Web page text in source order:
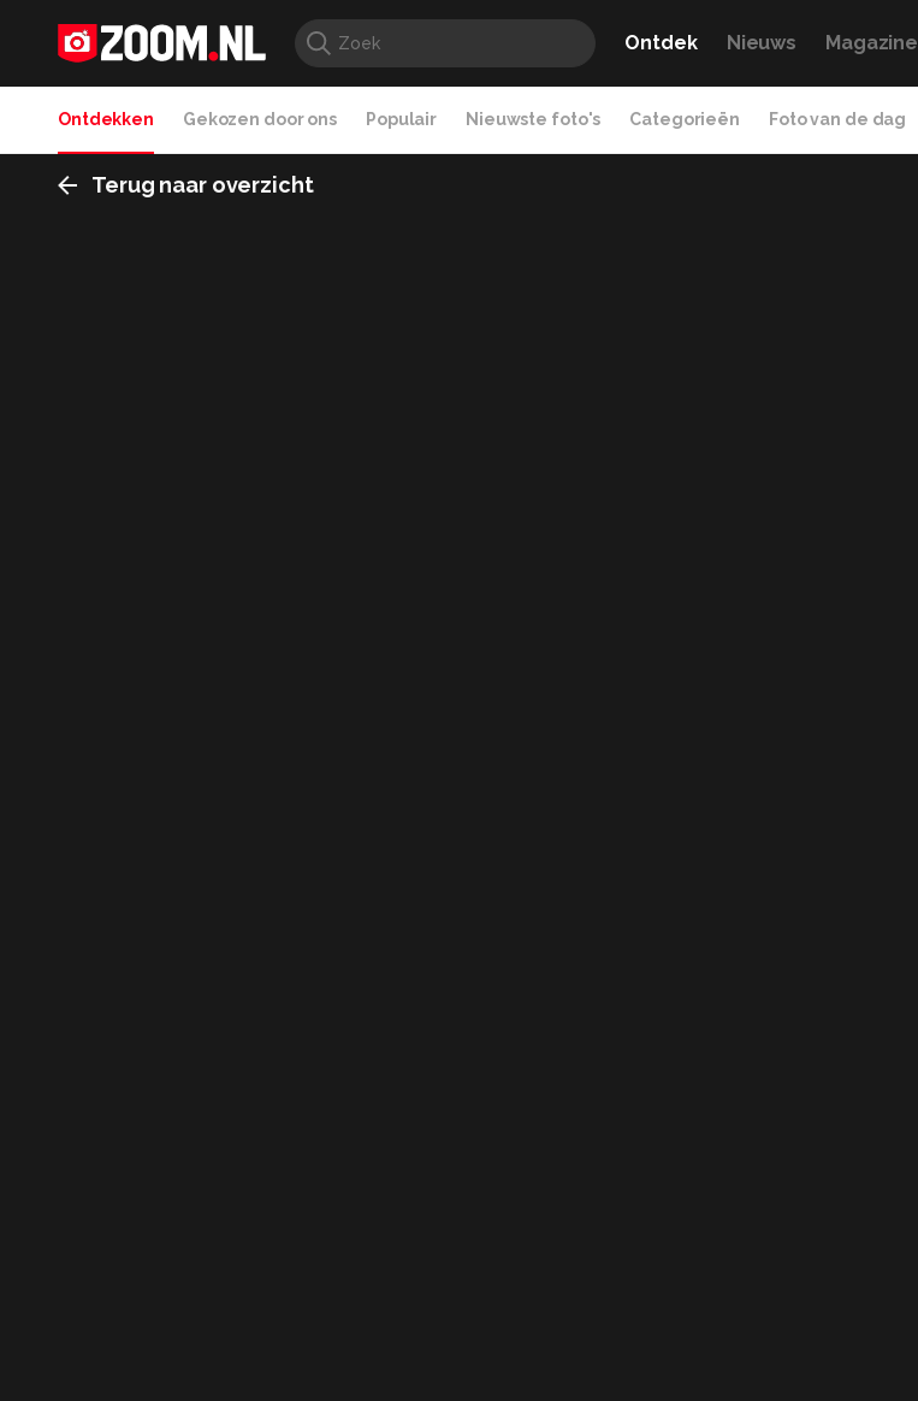
Ontdek Nieuws Magazine
Ontdekken Gekozen door ons Populair Nieuwste foto's Categorieën Foto van de dag
Terug naar overzicht